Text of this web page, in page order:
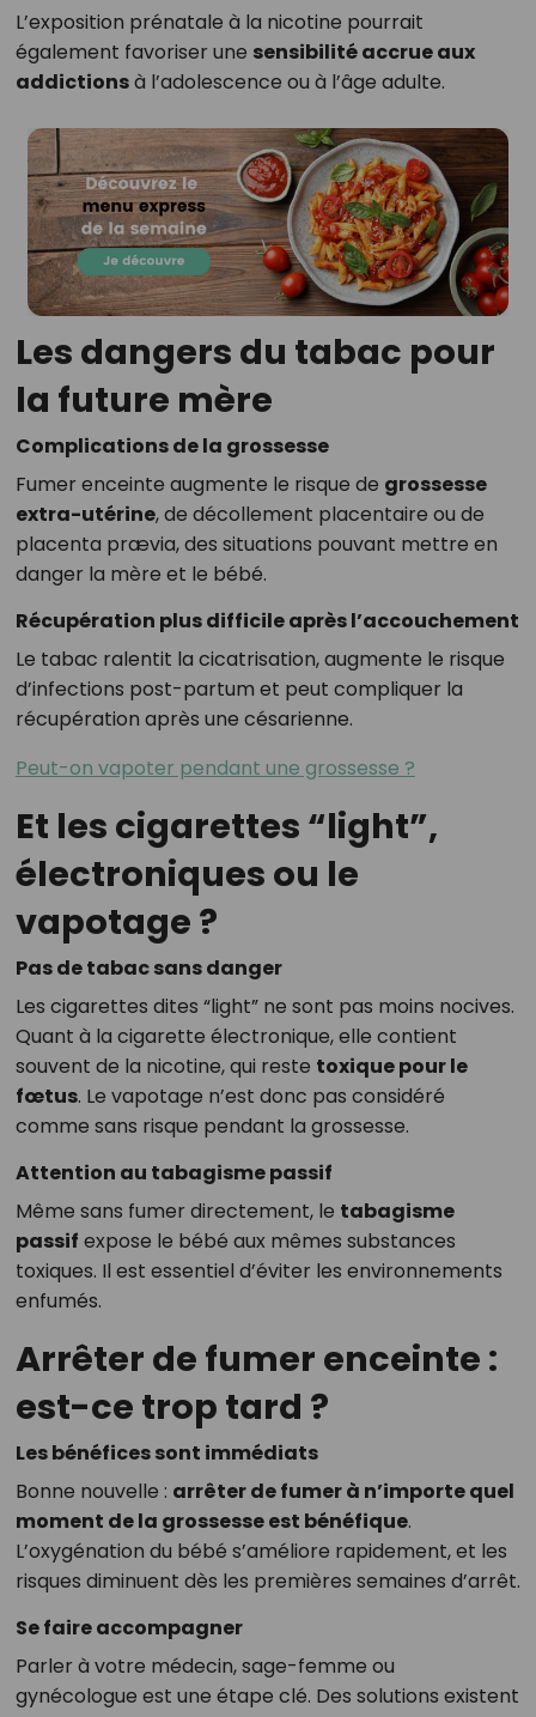
L’exposition prénatale à la nicotine pourrait
également favoriser une sensibilité accrue aux
addictionsà l’adolescence ou à l’âge adulte.
Les dangers du tabac pour
la future mère
Complications de la grossesse
Fumer enceinte augmente le risque de grossesse
extra-utérine, de décollement placentaire ou de
placenta prævia, des situations pouvant mettre en
danger la mère et le bébé.
Récupération plus difficile après l’accouchement
Le tabac ralentit la cicatrisation, augmente le risque
d’infections post-partum et peut compliquer la
récupération après une césarienne.
Peut-on vapoter pendant une grossesse ?
Et les cigarettes “light”,
électroniques ou le
vapotage ?
Pas de tabac sans danger
Les cigarettes dites “light” ne sont pas moins nocives.
Quant à la cigarette électronique, elle contient
souvent de la nicotine, qui reste toxique pour le
fœtus. Le vapotage n’est donc pas considéré
comme sans risque pendant la grossesse.
Attention au tabagisme passif
Même sans fumer directement, le tabagisme
passif expose le bébé aux mêmes substances
toxiques. Il est essentiel d’éviter les environnements
enfumés.
Arrêter de fumer enceinte :
est-ce trop tard ?
Les bénéfices sont immédiats
Bonne nouvelle : arrêter de fumer à n’importe quel
moment de la grossesse est bénéfique.
L’oxygénation du bébé s’améliore rapidement, et les
risques diminuent dès les premières semaines d’arrêt.
Se faire accompagner
Parler à votre médecin, sage-femme ou
gynécologue est une étape clé. Des solutions existent